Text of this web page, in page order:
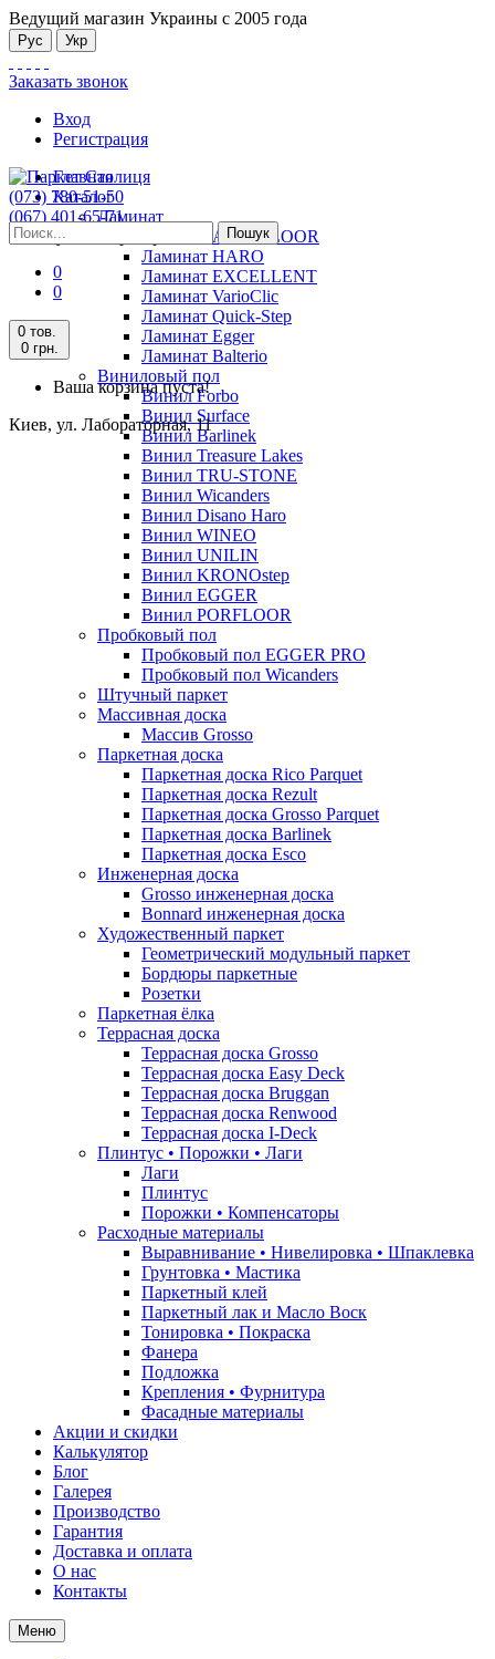
Ведущий магазин Украины с 2005 года
Рус Укр
Заказать звонок
Вход
Регистрация
(073) 780-51-50
(067) 401-65-71
Киев, ул. Лабораторная, 11
Пошук
0
0
0 тов.
0 грн.
Ваша корзина пуста!
Киев, ул. Лабораторная, 11
Главная
Каталог
Ламинат
Ламинат ALSAFLOOR
Ламинат HARO
Ламинат EXCELLENT
Ламинат VarioClic
Ламинат Quick-Step
Ламинат Egger
Ламинат Balterio
Виниловый пол
Винил Forbo
Винил Surface
Винил Barlinek
Винил Treasure Lakes
Винил TRU-STONE
Винил Wicanders
Винил Disano Haro
Винил WINEO
Винил UNILIN
Винил KRONOstep
Винил EGGER
Винил PORFLOOR
Пробковый пол
Пробковый пол EGGER PRO
Пробковый пол Wicanders
Штучный паркет
Массивная доска
Массив Grosso
Паркетная доска
Паркетная доска Rico Parquet
Паркетная доска Rezult
Паркетная доска Grosso Parquet
Паркетная доска Barlinek
Паркетная доска Esco
Инженерная доска
Grosso инженерная доска
Bonnard инженерная доска
Художественный паркет
Геометрический модульный паркет
Бордюры паркетные
Розетки
Паркетная ёлка
Террасная доска
Террасная доска Grosso
Террасная доска Easy Deck
Террасная доска Bruggan
Террасная доска Renwood
Террасная доска I-Deck
Плинтус • Порожки • Лаги
Лаги
Плинтус
Порожки • Компенсаторы
Расходные материалы
Выравнивание • Нивелировка • Шпаклевка
Грунтовкa • Мастика
Паркетный клей
Паркетный лак и Масло Воск
Тонировка • Покраска
Фанера
Подложка
Крепления • Фурнитура
Фасадные материалы
Акции и скидки
Калькулятор
Блог
Галерея
Производство
Гарантия
Доставка и оплата
О нас
Контакты
Меню